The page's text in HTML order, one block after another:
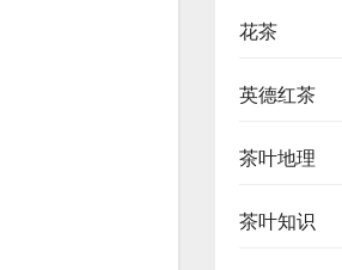
花茶
英德红茶
茶叶地理
茶叶知识